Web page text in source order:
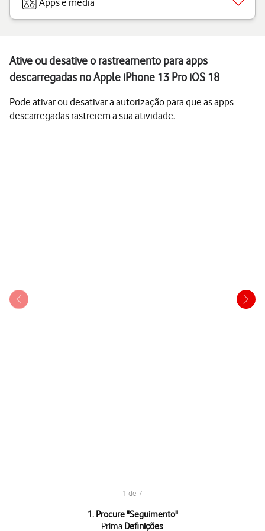
Apps e media
Ative ou desative o rastreamento para apps
descarregadas no Apple iPhone 13 Pro iOS 18
Pode ativar ou desativar a autorização para que as apps
descarregadas rastreiem a sua atividade.
1 de 7
1. Procure "Seguimento"
Prima Definições.